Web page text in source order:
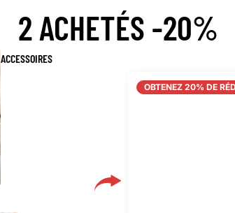
ACCESSOIRES
2 ACHETÉS -20%
OBTENEZ 20% DE